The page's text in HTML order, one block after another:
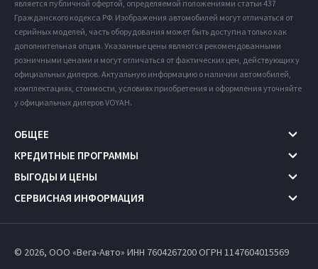
является публичной офертой, определяемой положениями статьи 437
Гражданского кодекса РФ. Изображения автомобилей могут отличаться от
серийных моделей, часть оборудования может быть доступна только как
дополнительная опция. Указанные цены являются рекомендованными
розничными ценами и могут отличаться от фактических цен, действующих у
официальных дилеров. Актуальную информацию о наличии автомобилей,
комплектациях, стоимости, условиях приобретения и оформления уточняйте
у официальных дилеров VOYAH.
ОБЩЕЕ
КРЕДИТНЫЕ ПРОГРАММЫ
ВЫГОДЫ И ЦЕНЫ
СЕРВИСНАЯ ИНФОРМАЦИЯ
© 2026, ООО «Вега-Авто» ИНН 7604267200ОГРН 1147604015569